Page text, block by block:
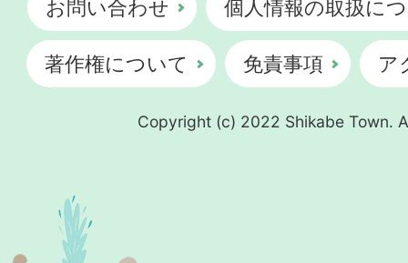
お問い合わせ 個人情報の取扱に
著作権について 免責事項 ア
Copyright (c) 2022 Shikabe Town.